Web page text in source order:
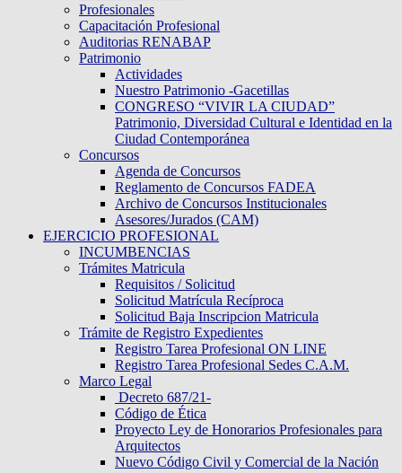
Profesionales
Capacitación Profesional
Auditorias RENABAP
Patrimonio
Actividades
Nuestro Patrimonio -Gacetillas
CONGRESO “VIVIR LA CIUDAD”
Patrimonio, Diversidad Cultural e Identidad en la
Ciudad Contemporánea
Concursos
Agenda de Concursos
Reglamento de Concursos FADEA
Archivo de Concursos Institucionales
Asesores/Jurados (CAM)
EJERCICIO PROFESIONAL
INCUMBENCIAS
Trámites Matricula
Requisitos / Solicitud
Solicitud Matrícula Recíproca
Solicitud Baja Inscripcion Matricula
Trámite de Registro Expedientes
Registro Tarea Profesional ON LINE
Registro Tarea Profesional Sedes C.A.M.
Marco Legal
Decreto 687/21-
Código de Ética
Proyecto Ley de Honorarios Profesionales para
Arquitectos
Nuevo Código Civil y Comercial de la Nación